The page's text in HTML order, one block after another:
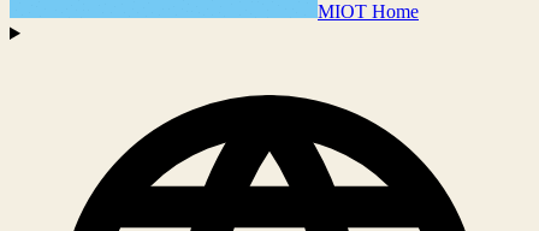
MIOT Home